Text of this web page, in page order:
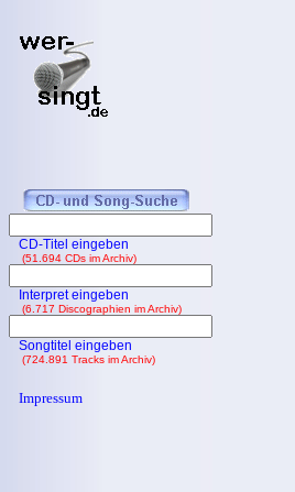
CD-Titel eingeben
(51.694 CDs im Archiv)
Interpret eingeben
(6.717 Discographien im Archiv)
Songtitel eingeben
(724.891 Tracks im Archiv)
Impressum